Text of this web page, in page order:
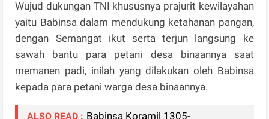
Wujud dukungan TNI khususnya prajurit kewilayahan
yaitu Babinsa dalam mendukung ketahanan pangan,
dengan Semangat ikut serta terjun langsung ke
sawah bantu para petani desa binaannya saat
memanen padi, inilah yang dilakukan oleh Babinsa
kepada para petani warga desa binaannya.
ALSO READ : Babinsa Koramil 1305-